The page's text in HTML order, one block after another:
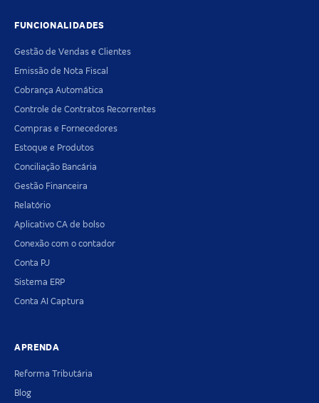
FUNCIONALIDADES
Gestão de Vendas e Clientes
Emissão de Nota Fiscal
Cobrança Automática
Controle de Contratos Recorrentes
Compras e Fornecedores
Estoque e Produtos
Conciliação Bancária
Gestão Financeira
Relatório
Aplicativo CA de bolso
Conexão com o contador
Conta PJ
Sistema ERP
Conta AI Captura
APRENDA
Reforma Tributária
Blog